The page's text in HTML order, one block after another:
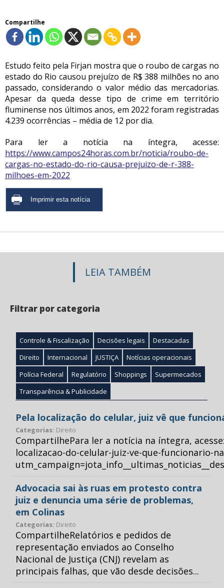
Compartilhe
Estudo feito pela Firjan mostra que o roubo de cargas no
estado do Rio causou prejuízo de R$ 388 milhões no ano
passado, considerando o valor médio das mercadorias.
Apesar da queda desse tipo de crime em território
fluminense nos últimos anos, em 2022 foram registradas
4.239 ocorrências – média de 12 por dia.
Para ler a notícia na íntegra, acesse:
https://www.campos24horas.com.br/noticia/roubo-de-
cargas-no-estado-do-rio-causa-prejuizo-de-r-388-
milhoes-em-2022
LEIA TAMBÉM
Filtrar por categoria
Controle & Fiscalização Decisões legais
Destacadas
Direito
Internacional JUSTIÇA
Notícias operacionais
Polícia Federal
Regulatório Shoppings
Supermecados
Transparência & Publicidade
Pela localização do celular, juiz vê que
Categorias: Direito
CompartilhePara ler a notícia na íntegra,
localizacao-do-celular-juiz-ve-que-funcionario-
Advocacia sai às ruas em protesto contra
juiz e denuncia uma série de problemas,
em Colinas
Categorias: Direito
CompartilheRelatórios e pedidos de
representação enviados ao Conselho
Nacional de Justiça (CNJ) revelam as
principais falhas, que vão desde decisões...